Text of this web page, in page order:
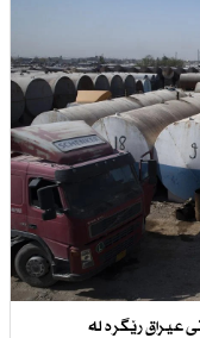
رێگرە لە